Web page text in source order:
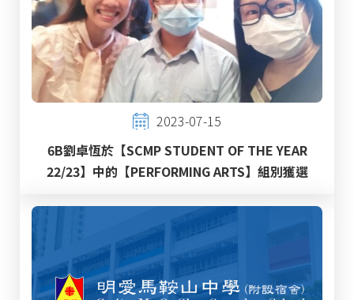
2023-07-15
6B劉卓恆於【SCMP STUDENT OF THE YEAR
22/23】中的【PERFORMING ARTS】組別獲選